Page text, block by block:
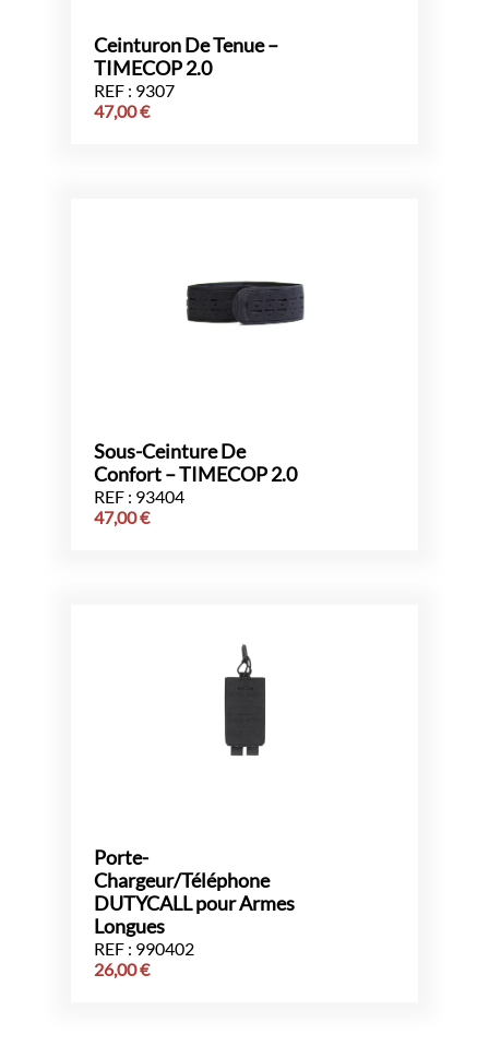
Ceinturon De Tenue –
TIMECOP 2.0
REF : 9307
47,00€
Sous-Ceinture De
Confort – TIMECOP 2.0
REF : 93404
47,00€
Porte-
Chargeur/Téléphone
DUTYCALL pour Armes
Longues
REF : 990402
26,00€